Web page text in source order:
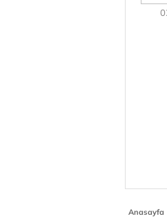
Anasayfa